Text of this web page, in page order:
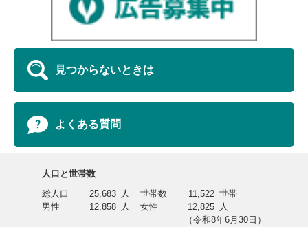
見つからないときは
よくある質問
人口と世帯数
総人口
25,683 人 世帯数 11,522 世帯
男性
12,858 人 女性 12,825 人
（令和8年6月30日）